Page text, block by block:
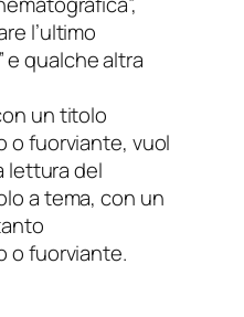
l’ultimo
e qualche altra
un titolo
o fuorviante, vuol
lettura del
a tema, con un
o fuorviante.